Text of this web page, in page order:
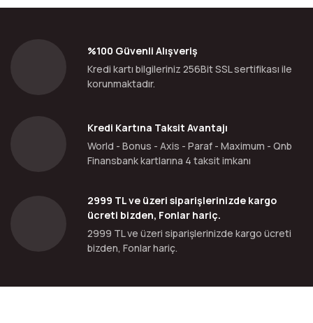
%100 Güvenli Alışveriş
Kredi kartı bilgileriniz 256Bit SSL sertifikası ile
korunmaktadır.
Kredi Kartına Taksit Avantajı
World - Bonus - Axis - Paraf - Maximum - Qnb
Finansbank kartlarına 4 taksit imkanı
2999 TL ve üzeri siparişlerinizde kargo
ücreti bizden, Fonlar hariç.
2999 TL ve üzeri siparişlerinizde kargo ücreti
bizden, Fonlar hariç.